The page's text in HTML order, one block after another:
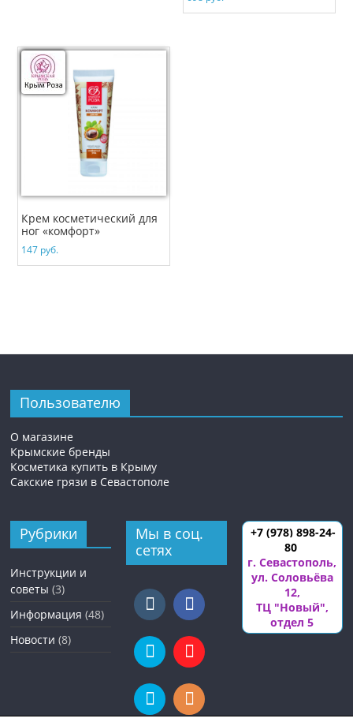
Крем косметический для
ног «комфорт»
147 руб.
Пользователю
О магазине
Крымские бренды
Косметика купить в Крыму
Сакские грязи в Севастополе
Рубрики
Инструкции и
советы (3)
Информация (48)
Новости (8)
Мы в соц.
сетях
+7 (978) 898-24-
80
г. Севастополь,
ул. Соловьёва
12,
ТЦ "Новый",
отдел 5